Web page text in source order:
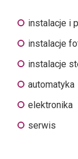
instalacje i
instalacje
instalacje
automatyka
elektronika
serwis